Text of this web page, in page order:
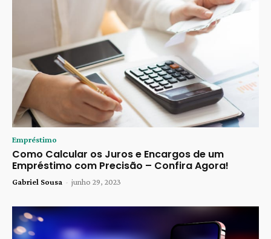
Empréstimo
Como Calcular os Juros e Encargos de um
Empréstimo com Precisão – Confira Agora!
Gabriel Sousa - junho 29, 2023